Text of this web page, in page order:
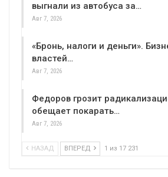
выгнали из автобуса за…
Авг 7, 2026
«Бронь, налоги и деньги».
властей…
Авг 7, 2026
Федоров грозит
обещает покарать…
Авг 7, 2026
НАЗАД ВПЕРЕД 1 из 17 231